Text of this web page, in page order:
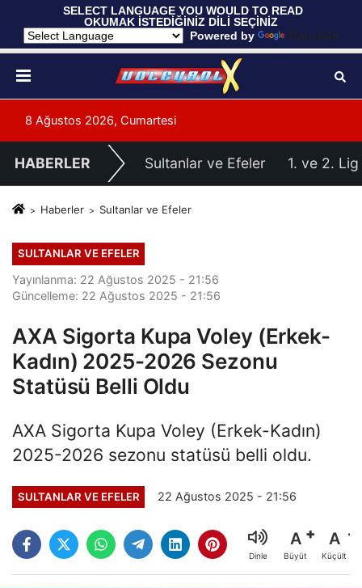
SELECT LANGUAGE YOU WOULD TO READ
OKUMAK İSTEDİĞİNİZ DİLİ SEÇİNİZ
Powered by
Translate
8 Ağustos 2026, Cumartesi
HABERLER Sultanlar ve Efeler 1. ve 2. Lig
Haberler Sultanlar ve Efeler
SULTANLAR VE EFELER
Yayınlanma: 22 Ağustos 2025 - 21:56
Güncelleme: 22 Ağustos 2025 - 21:56
AXA Sigorta Kupa Voley (Erkek-
Kadın) 2025-2026 Sezonu
Statüsü Belli Oldu
AXA Sigorta Kupa Voley (Erkek-Kadın)
2025-2026 sezonu statüsü belli oldu.
SULTANLAR VE EFELER 22 Ağustos 2025 - 21:56
Dinle
A
Büyüt
A
Küçült